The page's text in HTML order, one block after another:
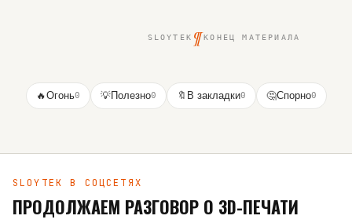
SLOYTEK ¶КОНЕЦ МАТЕРИАЛА
🔥Огонь0 💡Полезно0 🔖 В закладки0 🤔Спорно0
SLOYTEK В СОЦСЕТЯХ
ПРОДОЛЖАЕМ РАЗГОВОР О 3D-ПЕЧАТИ